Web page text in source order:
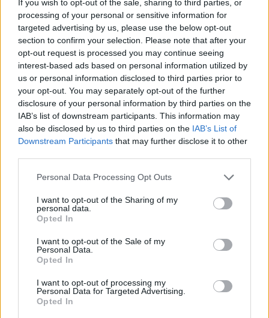
If you wish to opt-out of the sale, sharing to third parties, or
processing of your personal or sensitive information for
targeted advertising by us, please use the below opt-out
section to confirm your selection. Please note that after your
opt-out request is processed you may continue seeing
interest-based ads based on personal information utilized by
us or personal information disclosed to third parties prior to
your opt-out. You may separately opt-out of the further
disclosure of your personal information by third parties on the
IAB’s list of downstream participants. This information may
also be disclosed by us to third parties on the IAB’s List of
Downstream Participants that may further disclose it to other
Personal Data Processing Opt Outs
I want to opt-out of the Sharing of my
personal data.
Opted In
I want to opt-out of the Sale of my
Personal Data.
Opted In
I want to opt-out of processing my
Personal Data for Targeted Advertising.
Opted In
ΚΑΛΑΘΟΣΦΑΙΡΙΣΗ ΚΟΡΙΤΣΙΩΝ
ΓΕ.Λ ΝΕΑΠΟΛΗΣ - ΓΕ.Λ ΑΡΕΟΠΟΛΗΣ:42-10
ΠΕΤΟΣΦΑΙΡΙΣΗ ΑΓΟΡΙΩΝ
3ο ΓΕ.Λ ΣΠΑΡΤΗΣ - ΓΥΜ. ΞΗΡΟΚΑΜΠΙΟΥ ΜΕ Λ.Τ.:
0-2
ΠΕΤΟΣΦΑΙΡΙΣΗ ΚΟΡΙΤΣΙΩΝ
Β΄ φάση
Στη Β΄ φάση του σχολικού πρωταθλήματος οι
έδρα τους τις αντίστοιχες πρωταθλήτριες
ομάδες της Δ.Δ.Ε. Αργολίδας.